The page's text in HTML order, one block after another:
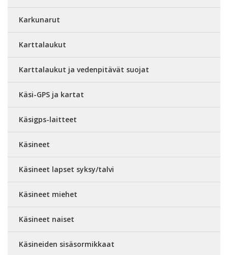
Karkunarut
Karttalaukut
Karttalaukut ja vedenpitävät suojat
Käsi-GPS ja kartat
Käsigps-laitteet
Käsineet
Käsineet lapset syksy/talvi
Käsineet miehet
Käsineet naiset
Käsineiden sisäsormikkaat